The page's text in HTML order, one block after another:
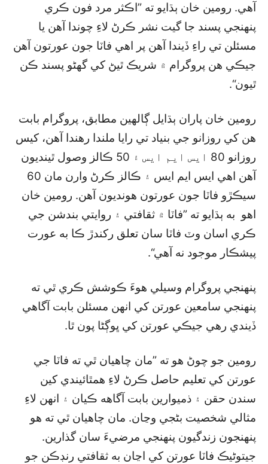
آهي. رومين خان ٻڌايو ته ”اڪثر مرد فون ڪري
پنهنجي پسند جا گيت نشر ڪرڻ لاءِ چوندا آهن يا
مسئلن تي راءِ ڏيندا آهن پر اهي فاٽا جون عورتون آهن
جيڪي هن پروگرام ۾ شريڪ ٿيڻ کي گھڻو پسند ڪن
ٿيون“.
رومين خان پاران ٻڌايل ڳالهين مطابق، پروگرام بابت
هن کي روزانو جي بنياد تي رايا ملندا رهندا آهن، کيس
روزانو 80 ايس ايم ايس ۽ 50 ڪالز وصول ٿينديون
آهن اهي ايس ايم ايس ۽ ڪالز ڪرڻ وارن مان 60
سيڪڙو فاٽا جون عورتون هونديون آهن. رومين خان
اهو به ٻڌايو ته ”فاٽا ۾ ثقافتي ۽ روايتي بندشن جي
ڪري اسان وٽ فاٽا سان تعلق رکندڙ ڪا به عورت
پيشڪار موجود نه آهي“.
پنهنجي پروگرام وسيلي هوءَ ڪوشش ڪري ٿي ته
پنهنجي سامعين عورتن کي انهن مسئلن بابت آگاهي
ڏيندي رهي جيڪي عورتن کي ڀوڳڻا پون ٿا.
رومين جو چوڻ هو ته ”مان چاهيان ٿي ته فاٽا جي
عورتن کي تعليم حاصل ڪرڻ لاءِ همٿائيندي کين
سندن حقن ۽ ذميوارين بابت آگاهه ڪيان ۽ انهن لاءِ
مثالي شخصيت بڻجي وڃان. مان چاهيان ٿي ته هو
پنهنجون زندگيون پنهنجي مرضيءَ سان گذارين.
جيتوڻيڪ فاٽا عورتن کي اڃان به ثقافتي رنڊڪن جو